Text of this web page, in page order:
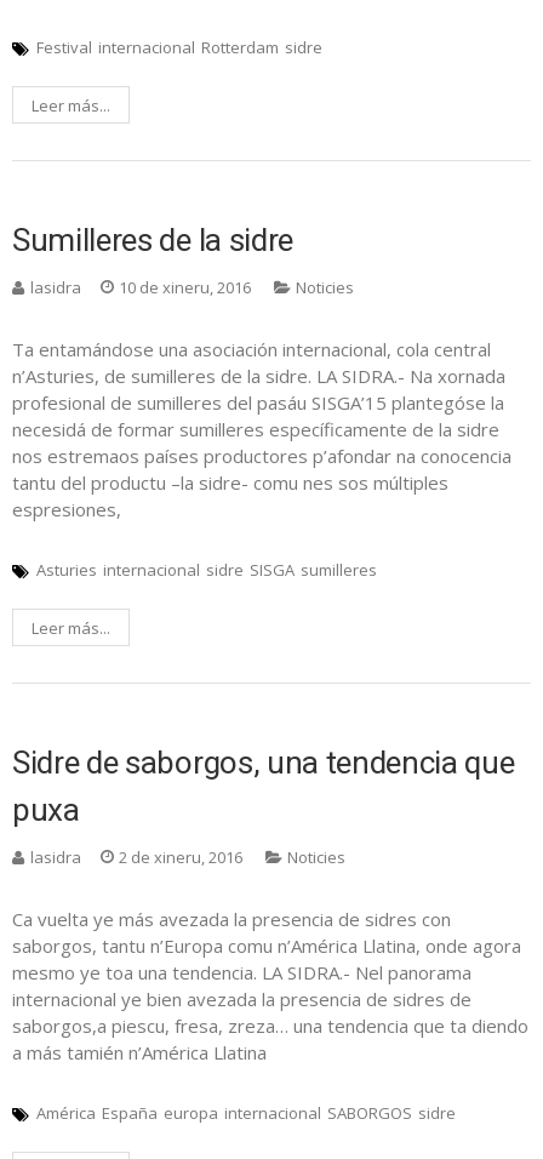
Festival internacional Rotterdam sidre
Leer más...
Sumilleres de la sidre
lasidra 10 de xineru, 2016 Noticies
Ta entamándose una asociación internacional, cola central
n’Asturies, de sumilleres de la sidre. LA SIDRA.- Na xornada
profesional de sumilleres del pasáu SISGA’15 plantegóse la
necesidá de formar sumilleres específicamente de la sidre
nos estremaos países productores p’afondar na conocencia
tantu del productu –la sidre- comu nes sos múltiples
espresiones,
Asturies internacional sidre SISGA sumilleres
Leer más...
Sidre de saborgos, una tendencia que
puxa
lasidra 2 de xineru, 2016 Noticies
Ca vuelta ye más avezada la presencia de sidres con
saborgos, tantu n’Europa comu n’América Llatina, onde agora
mesmo ye toa una tendencia. LA SIDRA.- Nel panorama
internacional ye bien avezada la presencia de sidres de
saborgos,a piescu, fresa, zreza… una tendencia que ta diendo
a más tamién n’América Llatina
América España europa internacional SABORGOS sidre